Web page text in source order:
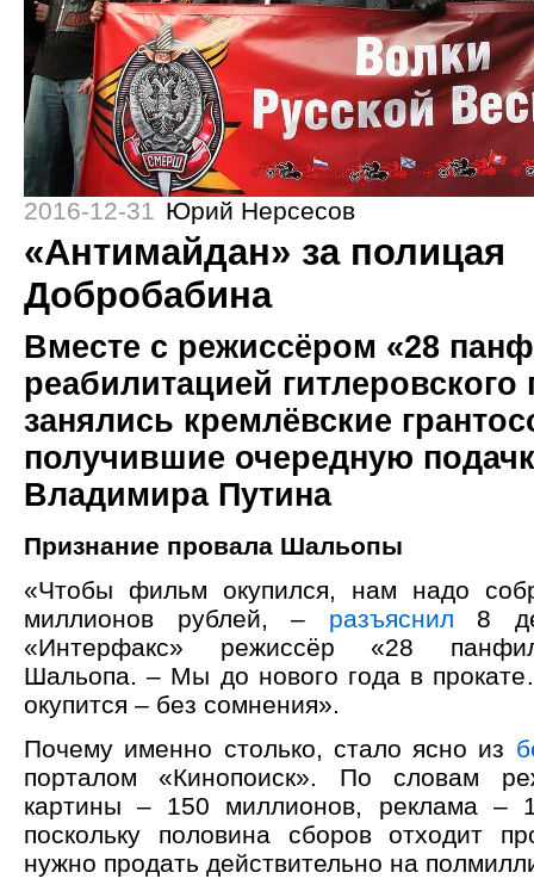
2016-12-31 Юрий Нерсесов
«Антимайдан» за полицая
Добробабина
Вместе с режиссёром «28
реабилитацией гитлеровского
занялись кремлёвские
получившие очередную
Владимира Путина
Признание провала Шальопы
«Чтобы фильм окупился, нам надо
миллионов рублей, – разъяснил 8
«Интерфакс» режиссёр «28
Шальопа. – Мы до нового года в
окупится – без сомнения».
Почему именно столько, стало ясно из
порталом «Кинопоиск». По словам
картины – 150 миллионов, реклама –
поскольку половина сборов отходит
нужно продать действительно на